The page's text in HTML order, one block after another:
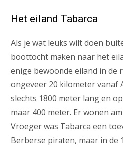
Het eiland Tabarca
Als je wat leuks wilt doen
boottocht maken naar het
enige bewoonde eiland in de
ongeveer 20 kilometer vanaf
slechts 1800 meter lang en
maar 400 meter. Er wonen
Vroeger was Tabarca een
Berberse piraten, maar in de